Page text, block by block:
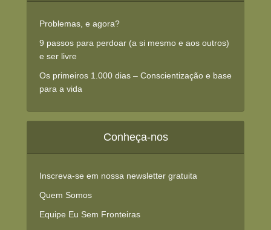
Problemas, e agora?
9 passos para perdoar (a si mesmo e aos outros)
e ser livre
Os primeiros 1.000 dias – Conscientização e base
para a vida
Conheça-nos
Inscreva-se em nossa newsletter gratuita
Quem Somos
Equipe Eu Sem Fronteiras